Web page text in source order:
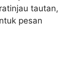
tautan,
pesan